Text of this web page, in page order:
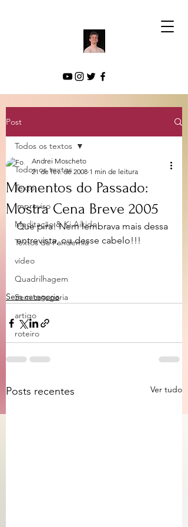
Post
Todos os textos
Texto
Improviso
Meditação & Ki Aikido
Textos da Pandemia
vídeo
Quadrilhagem
Sem categoria
artigo
roteiro
Todos os textos
Momentos do Passado:
Mostra Cena Breve 2005
Andrei Moscheto
21 de fev. de 2008 1 min de leitura
Que pira! Nem lembrava mais dessa
entrevista, ou desse cabelo!!!
Sem categoria
Posts recentes Ver tudo